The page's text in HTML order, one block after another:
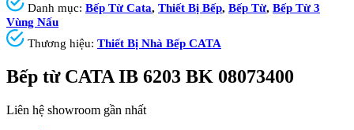
Danh mục: Bếp Từ Cata, Thiết Bị Bếp, Bếp Từ, Bếp Từ 3
Vùng Nấu
Thương hiệu: Thiết Bị Nhà Bếp CATA
Bếp từ CATA IB 6203 BK 08073400
Liên hệ showroom gần nhất